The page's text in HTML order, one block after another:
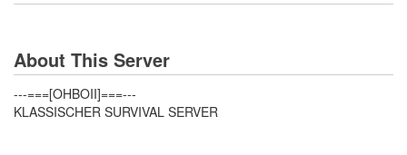
About This Server
---===[OHBOII]===---
KLASSISCHER SURVIVAL SERVER